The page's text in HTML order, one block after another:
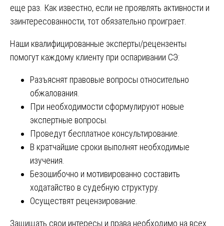
еще раз. Как известно, если не проявлять активности и
заинтересованности, тот обязательно проиграет.
Наши квалифицированные эксперты/рецензенты
помогут каждому клиенту при оспаривании СЭ:
Разъяснят правовые вопросы относительно
обжалования.
При необходимости сформулируют новые
экспертные вопросы.
Проведут бесплатное консультирование.
В кратчайшие сроки выполнят необходимые
изучения.
Безошибочно и мотивированно составить
ходатайство в судебную структуру.
Осуществят рецензирование.
Защищать свои интересы и права необходимо на всех